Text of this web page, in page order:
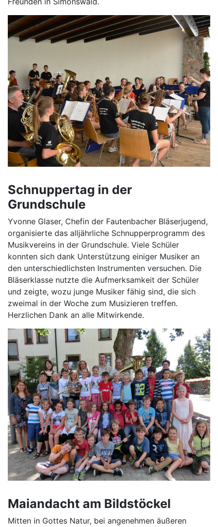
Schnuppertag in der
Grundschule
Yvonne Glaser, Chefin der Fautenbacher Bläserjugend,
organisierte das alljährliche Schnupperprogramm des
Musikvereins in der Grundschule. Viele Schüler
konnten sich dank Unterstützung einiger Musiker an
den unterschiedlichsten Instrumenten versuchen. Die
Bläserklasse nutzte die Aufmerksamkeit der Schüler
und zeigte, wozu junge Musiker fähig sind, die sich
zweimal in der Woche zum Musizieren treffen.
Herzlichen Dank an alle Mitwirkende.
Maiandacht am Bildstöckel
Mitten in Gottes Natur, bei angenehmen äußeren